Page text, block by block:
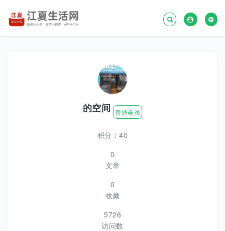
的空间 普通会员
积分：40
0
文章
0
收藏
5726
访问数